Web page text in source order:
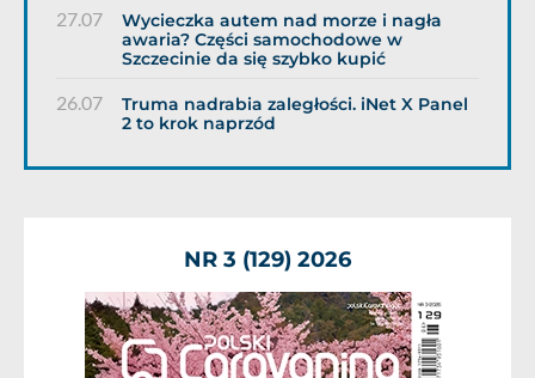
27.07
Wycieczka autem nad morze i nagła
awaria? Części samochodowe w
Szczecinie da się szybko kupić
26.07
Truma nadrabia zaległości. iNet X Panel
2 to krok naprzód
NR 3 (129) 2026